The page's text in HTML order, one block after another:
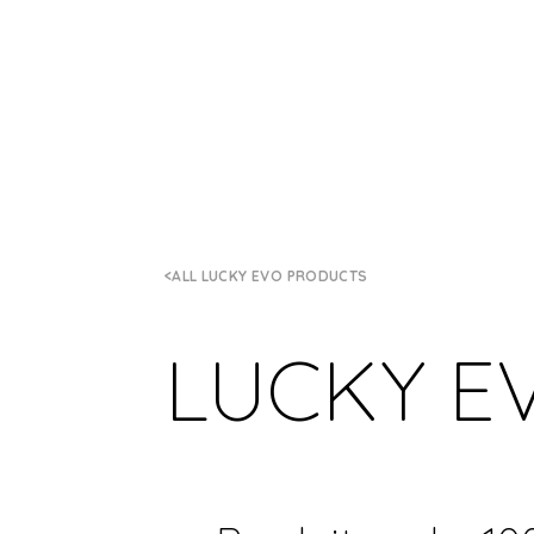
ALL LUCKY EVO PRODUCTS
LUCKY